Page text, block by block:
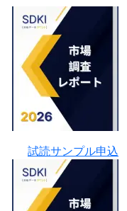
試読サンプル申込